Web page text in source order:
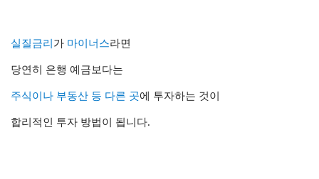
실질금리 가 마이너스라면
당연히 은행 예금보다는
주식이나 부동산 등 다른 곳에 투자하는 것이
합리적인 투자 방법이 됩니다.